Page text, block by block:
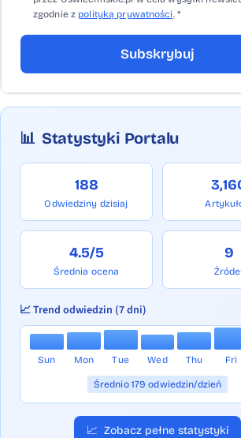
zgodnie z polityką prywatności. *
Subskrybuj
📊 Statystyki Portalu
188
Odwiedziny dzisiaj
4.5/5
Średnia ocena
9
📈 Trend odwiedzin (7 dni)
Sun Mon Tue Wed Thu Fri
Średnio 179 odwiedzin/dzień
📈 Zobacz pełne statystyki